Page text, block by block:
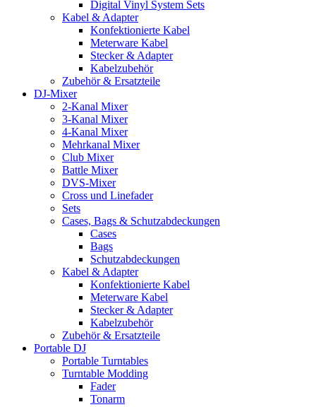
Digital Vinyl System Sets
Kabel & Adapter
Konfektionierte Kabel
Meterware Kabel
Stecker & Adapter
Kabelzubehör
Zubehör & Ersatzteile
DJ-Mixer
2-Kanal Mixer
3-Kanal Mixer
4-Kanal Mixer
Mehrkanal Mixer
Club Mixer
Battle Mixer
DVS-Mixer
Cross und Linefader
Sets
Cases, Bags & Schutzabdeckungen
Cases
Bags
Schutzabdeckungen
Kabel & Adapter
Konfektionierte Kabel
Meterware Kabel
Stecker & Adapter
Kabelzubehör
Zubehör & Ersatzteile
Portable DJ
Portable Turntables
Turntable Modding
Fader
Tonarm